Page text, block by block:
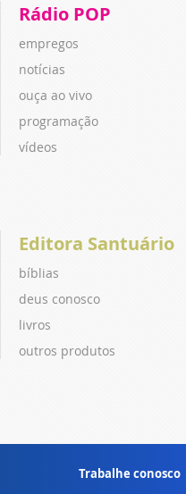
Rádio POP
empregos
notícias
ouça ao vivo
programação
vídeos
Editora Santuário
bíblias
deus conosco
livros
outros produtos
Trabalhe conosco